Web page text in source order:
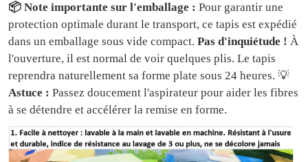
📦 Note importante sur l'emballage : Pour garantir une
protection optimale durant le transport, ce tapis est expédié
dans un emballage sous vide compact. Pas d'inquiétude ! À
l'ouverture, il est normal de voir quelques plis. Le tapis
reprendra naturellement sa forme plate sous 24 heures. 💡
Astuce : Passez doucement l'aspirateur pour aider les fibres
à se détendre et accélérer la remise en forme.